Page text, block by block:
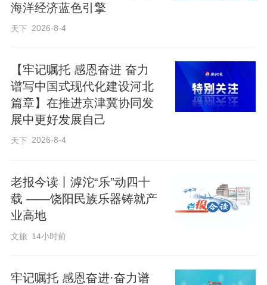
“过去做电商，各部门各自为战，资源分
散。现在把这三个板块放在一个屋檐下，
单，数据同步传到产业大脑，自动匹配工
厂排产，快递中心随即生成发货单——整
个链条像精密机器一样运转。”
这套系统的高效运行，源于武邑县的高位
海洋经济蓝色引擎
天下 2026-8-4
【牢记嘱托 感恩奋进 奋力
谱写中国式现代化建设河北
篇章】在推进京津冀协同发
展中更好发展自己
天下 2026-8-4
老报今读丨滹沱“乐”动四十
载 ——饶阳民族乐器铸就产
业高地
文旅 14小时前
牢记嘱托 感恩奋进·奋力谱